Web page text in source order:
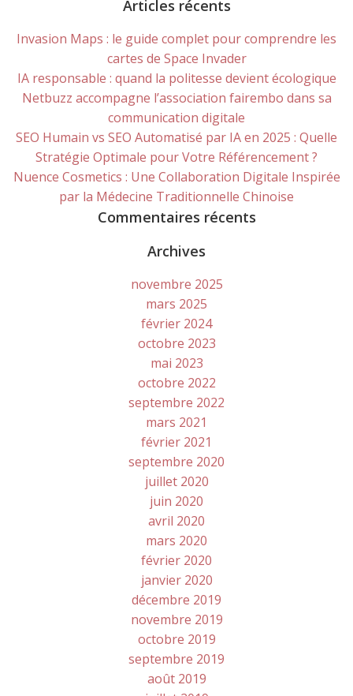
Articles récents
Invasion Maps : le guide complet pour comprendre les
cartes de Space Invader
IA responsable : quand la politesse devient écologique
Netbuzz accompagne l’association fairembo dans sa
communication digitale
SEO Humain vs SEO Automatisé par IA en 2025 : Quelle
Stratégie Optimale pour Votre Référencement ?
Nuence Cosmetics : Une Collaboration Digitale Inspirée
par la Médecine Traditionnelle Chinoise
Commentaires récents
Archives
novembre 2025
mars 2025
février 2024
octobre 2023
mai 2023
octobre 2022
septembre 2022
mars 2021
février 2021
septembre 2020
juillet 2020
juin 2020
avril 2020
mars 2020
février 2020
janvier 2020
décembre 2019
novembre 2019
octobre 2019
septembre 2019
août 2019